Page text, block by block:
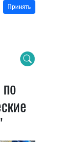
Принять